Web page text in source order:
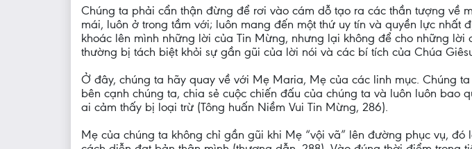
Chúng ta phải cẩn thận đừng để rơi vào cám dỗ tạo ra các thần tượng về
mái, luôn ở trong tầm với; luôn mang đến một thứ uy tín và quyền lực nhất
khoác lên mình những lời của Tin Mừng, nhưng lại không để cho những
thường bị tách biệt khỏi sự gần gũi của lời nói và các bí tích của Chúa
Ở đây, chúng ta hãy quay về với Mẹ Maria, Mẹ của các linh mục. Chúng
bên cạnh chúng ta, chia sẻ cuộc chiến đấu của chúng ta và luôn luôn bao
ai cảm thấy bị loại trừ (Tông huấn Niềm Vui Tin Mừng, 286).
Mẹ của chúng ta không chỉ gần gũi khi Mẹ “vội vã” lên đường phục vụ,